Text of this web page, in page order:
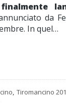
da
In quel…
Tiromancino